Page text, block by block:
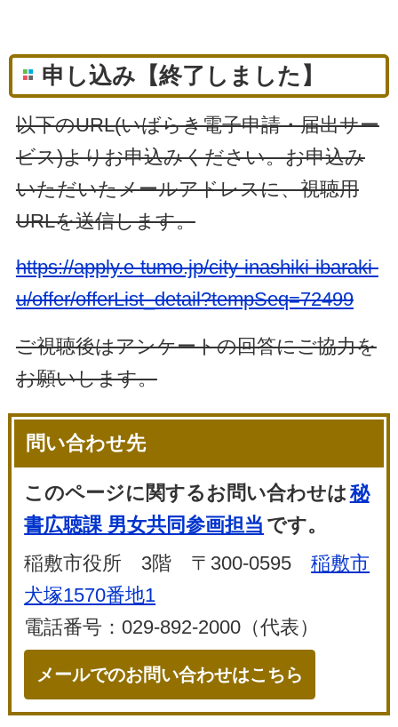
申し込み【終了しました】
以下のURL(いばらき電子申請・届出サー
ビス)よりお申込みください。お申込み
いただいたメールアドレスに、視聴用
URLを送信します。
https://apply.e-tumo.jp/city-inashiki-ibaraki-
u/offer/offerList_detail?tempSeq=72499
ご視聴後はアンケートの回答にご協力を
お願いします。
問い合わせ先
このページに関するお問い合わせは秘
書広聴課 男女共同参画担当 です。
稲敷市役所 3階 〒300-0595稲敷市
犬塚1570番地1
電話番号：029-892-2000（代表）
メールでのお問い合わせはこちら